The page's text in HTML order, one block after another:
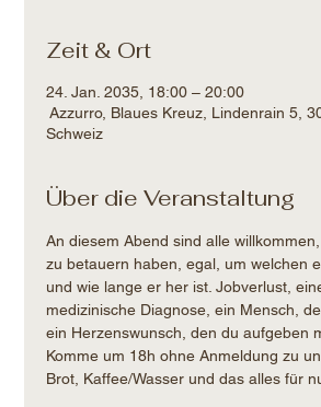
Zeit & Ort
24. Jan. 2035, 18:00 – 20:00
Azzurro, Blaues Kreuz, Lindenrain 5,
Schweiz
Über die Veranstaltung
An diesem Abend sind alle
zu betauern haben, egal, um welchen
und wie lange er her ist. Jobverlust,
medizinische Diagnose, ein Mensch,
ein Herzenswunsch, den du aufgeben
Komme um 18h ohne Anmeldung zu
Brot, Kaffee/Wasser und das alles für